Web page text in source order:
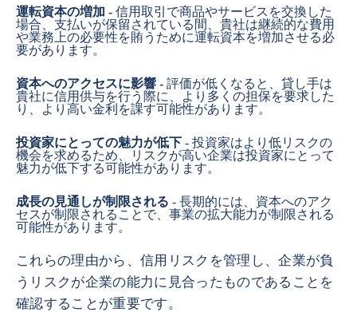
運転資本の増加 - 信用取引で商品やサービスを交換した
場合、支払いが保留されている間、貴社は継続的な費用
や業務上の必要性を賄うために運転資本を増加させる必
要があります。
資本へのアクセスに影響 - 評価が低くなると、貸し手は
貴社に信用供与を行う際に、より多くの担保を要求した
り、より高い金利を課す可能性があります。
投資家にとっての魅力が低下 - 投資家はより低リスクの
機会を求めるため、リスクが高い企業は投資家にとって
魅力が低下する可能性があります。
成長の見通しが制限される - 長期的には、資本へのアク
セスが制限されることで、事業の拡大能力が制限される
可能性があります。
これらの理由から、信用リスクを管理し、企業が負
うリスクが企業の能力に見合ったものであることを
確認することが重要です。